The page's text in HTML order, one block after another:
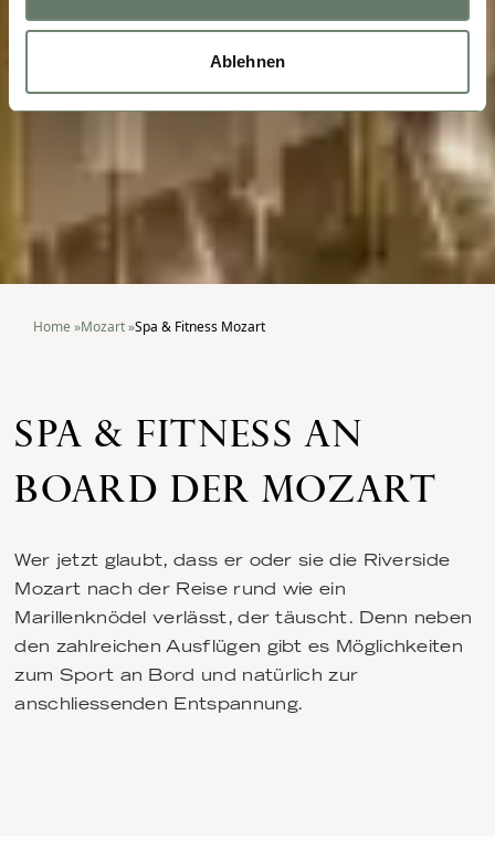
Ablehnen
Home »Mozart»Spa & Fitness Mozart
SPA & FITNESS AN
BOARD DER MOZART
Wer jetzt glaubt, dass er oder sie die Riverside
Mozart nach der Reise rund wie ein
Marillenknödel verlässt, der täuscht. Denn neben
den zahlreichen Ausflügen gibt es Möglichkeiten
zum Sport an Bord und natürlich zur
anschliessenden Entspannung.